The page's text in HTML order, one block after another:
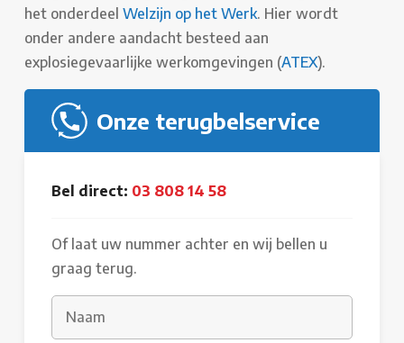
het onderdeel Welzijn op het Werk. Hier wordt
onder andere aandacht besteed aan
explosiegevaarlijke werkomgevingen (ATEX).
Onze terugbelservice
Bel direct: 03 808 14 58
Of laat uw nummer achter en wij bellen u
graag terug.